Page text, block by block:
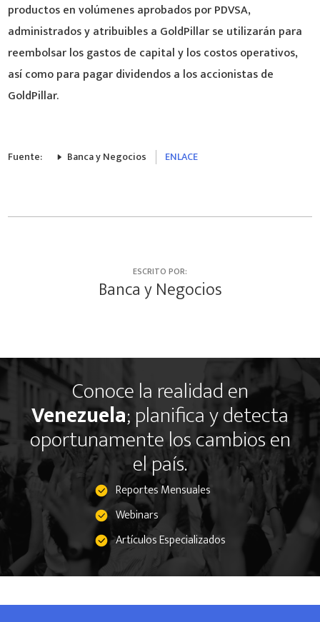
productos en volúmenes aprobados por PDVSA,
administrados y atribuibles a GoldPillar se utilizarán para
reembolsar los gastos de capital y los costos operativos,
así como para pagar dividendos a los accionistas de
GoldPillar.
Fuente: Banca y Negocios ENLACE
ESCRITO POR:
Banca y Negocios
Conoce la realidad en
Venezuela; planifica y detecta
oportunamente los cambios en
el país.
Reportes Mensuales
Webinars
Artículos Especializados